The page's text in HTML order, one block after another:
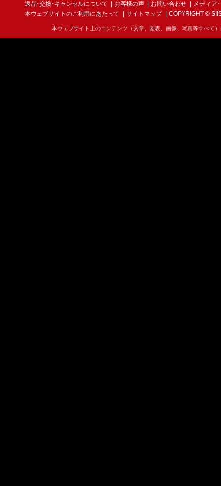
返品･交換･キャンセルについて
お客様の声 お問い合わせ
メディア
本ウェブサイトのご利用にあたって
サイトマップ COPYRIGHT ©
本ウェブサイト上のコンテンツ（文章、図表、画像、写真等すべて